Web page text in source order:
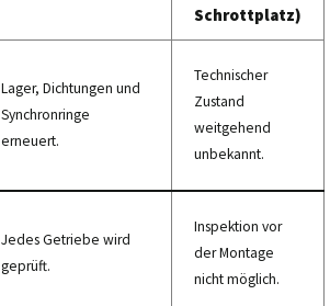
Schrottplatz)
Lager, Dichtungen und
Synchronringe
erneuert.
Technischer
Zustand
weitgehend
unbekannt.
Jedes Getriebe wird
geprüft.
Inspektion vor
der Montage
nicht möglich.